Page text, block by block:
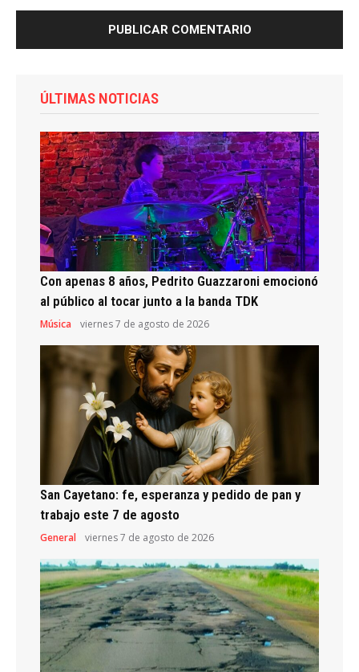
ÚLTIMAS NOTICIAS
Con apenas 8 años, Pedrito Guazzaroni emocionó
al público al tocar junto a la banda TDK
Música viernes 7 de agosto de 2026
San Cayetano: fe, esperanza y pedido de pan y
trabajo este 7 de agosto
General viernes 7 de agosto de 2026